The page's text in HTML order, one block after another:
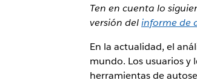
Ten en cuenta lo
versión delinforme de
En la actualidad, el
mundo. Los usuarios y
herramientas de